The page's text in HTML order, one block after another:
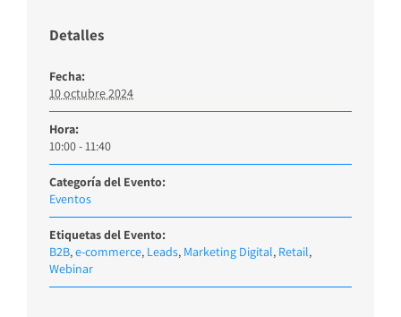
Detalles
Fecha:
10 octubre 2024
Hora:
10:00 - 11:40
Categoría del Evento:
Eventos
Etiquetas del Evento:
B2B,e-commerce, Leads, Marketing Digital, Retail,
Webinar